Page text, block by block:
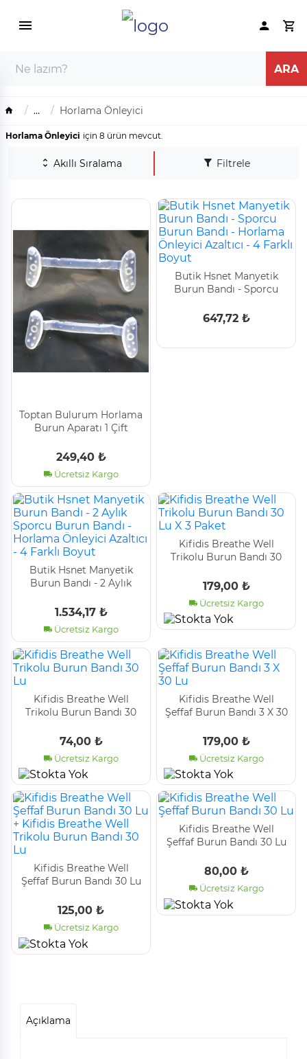
... Horlama Önleyici
Horlama Önleyici için 8 ürün mevcut.
Akıllı Sıralama Filtrele
Toptan Bulurum Horlama
Burun Aparatı 1 Çift
249,40 ₺
Ücretsiz Kargo
Buti̇k Hsnet Manyeti̇k
Burun Bandı - Sporcu
Önleyi̇ci̇ Azaltıcı - 4 Farklı
Boyut
647,72 ₺
Buti̇k Hsnet Manyeti̇k
Burun Bandı - 2 Aylık
Horlama Önleyi̇ci̇ Azaltıcı
- 4 Farklı Boyut
1.534,17 ₺
Ücretsiz Kargo
Kifidis Breathe Well
Trikolu Burun Bandı 30
179,00 ₺
Ücretsiz Kargo
Kifidis Breathe Well
Trikolu Burun Bandı 30
74,00 ₺
Ücretsiz Kargo
Kifidis Breathe Well
Şeffaf Burun Bandı 3 X 30
179,00 ₺
Ücretsiz Kargo
Kifidis Breathe Well
Şeffaf Burun Bandı 30 Lu
Trikolu Burun Bandı 30
Lu
125,00 ₺
Ücretsiz Kargo
Kifidis Breathe Well
Şeffaf Burun Bandı 30 Lu
80,00 ₺
Ücretsiz Kargo
Açıklama